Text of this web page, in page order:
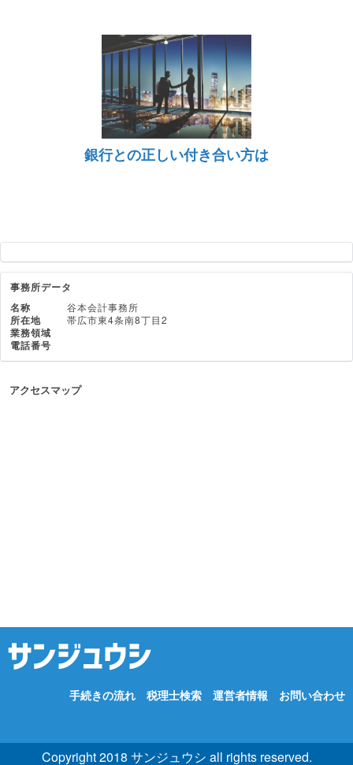
銀行との正しい付き合い方は
事務所データ
名称
谷本会計事務所
所在地 帯広市東4条南8丁目2
業務領域
電話番号
アクセスマップ
手続きの流れ 税理士検索 運営者情報 お問い合わせ
Copyright 2018 サンジュウシ all rights reserved.